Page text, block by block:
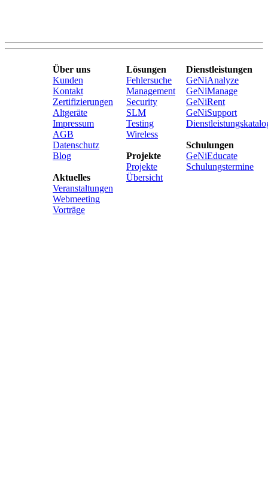
Über uns
Kunden
Kontakt
Zertifizierungen
Altgeräte
Impressum
AGB
Datenschutz
Blog
Aktuelles
Veranstaltungen
Webmeeting
Vorträge
Lösungen
Fehlersuche
Management
Security
SLM
Testing
Wireless
Projekte
Projekte
Übersicht
Dienstleistungen
GeNiAnalyze
GeNiManage
GeNiRent
GeNiSupport
Schulungen
GeNiEducate
Schulungstermine